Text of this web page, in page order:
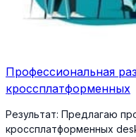
Профессиональная
кроссплатформенных
Результат: Предлагаю
кроссплатформенных